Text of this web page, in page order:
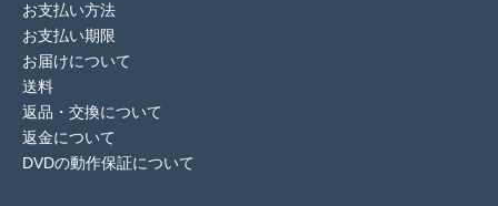
お支払い方法
お支払い期限
お届けについて
送料
返品・交換について
返金について
DVDの動作保証について